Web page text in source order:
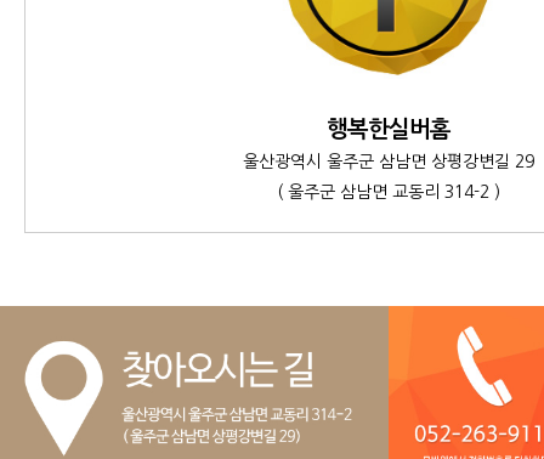
행복한실버홈
울산광역시 울주군 삼남면 상평강변길 29
( 울주군 삼남면 교동리 314-2 )